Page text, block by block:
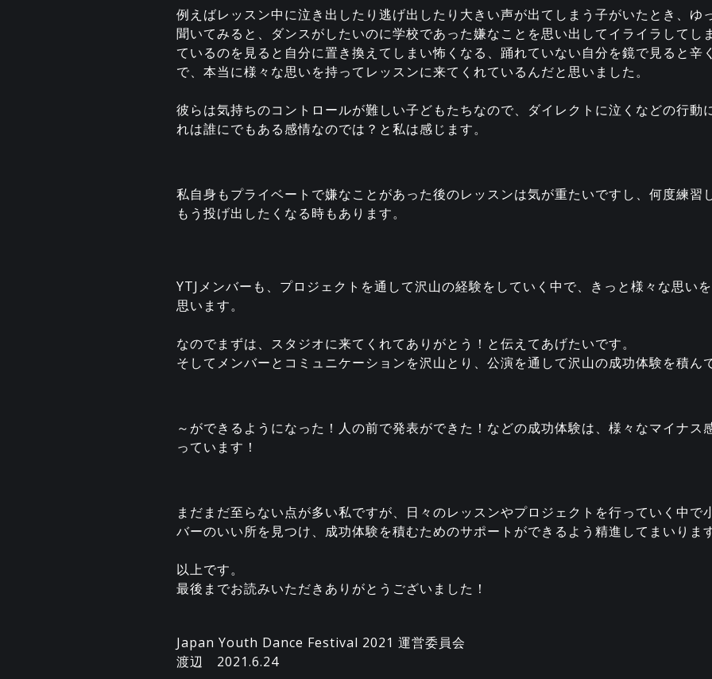
例えばレッスン中に泣き出したり逃げ出したり大きい声が出てしまう子がいたとき、ゆ
聞いてみると、ダンスがしたいのに学校であった嫌なことを思い出してイライラしてし
ているのを見ると自分に置き換えてしまい怖くなる、踊れていない自分を鏡で見ると辛
で、本当に様々な思いを持ってレッスンに来てくれているんだと思いました。
彼らは気持ちのコントロールが難しい子どもたちなので、ダイレクトに泣くなどの行動
れは誰にでもある感情なのでは？と私は感じます。
私自身もプライベートで嫌なことがあった後のレッスンは気が重たいですし、何度練習
もう投げ出したくなる時もあります。
YTJメンバーも、プロジェクトを通して沢山の経験をしていく中で、きっと様々な思い
思います。
なのでまずは、スタジオに来てくれてありがとう！と伝えてあげたいです。
そしてメンバーとコミュニケーションを沢山とり、公演を通して沢山の成功体験を積ん
～ができるようになった！人の前で発表ができた！などの成功体験は、様々なマイナス
っています！
まだまだ至らない点が多い私ですが、日々のレッスンやプロジェクトを行っていく中で
バーのいい所を見つけ、成功体験を積むためのサポートができるよう精進してまいりま
以上です。
最後までお読みいただきありがとうございました！
Japan Youth Dance Festival 2021 運営委員会
渡辺 2021.6.24